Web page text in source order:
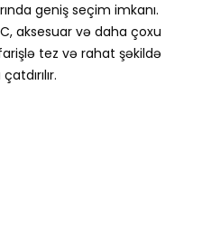
geniş seçim imkanı.
aksesuar və daha çoxu
tez və rahat şəkildə